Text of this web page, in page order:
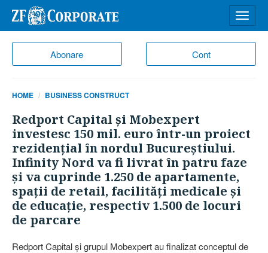
Abonare Cont
meniu
HOME BUSINESS CONSTRUCT
Redport Capital şi Mobexpert
investesc 150 mil. euro într-un proiect
rezidenţial în nordul Bucureştiului.
Infinity Nord va fi livrat în patru faze
şi va cuprinde 1.250 de apartamente,
spaţii de retail, facilităţi medicale şi
de educaţie, respectiv 1.500 de locuri
de parcare
Redport Capital şi grupul Mobexpert au finalizat conceptul de